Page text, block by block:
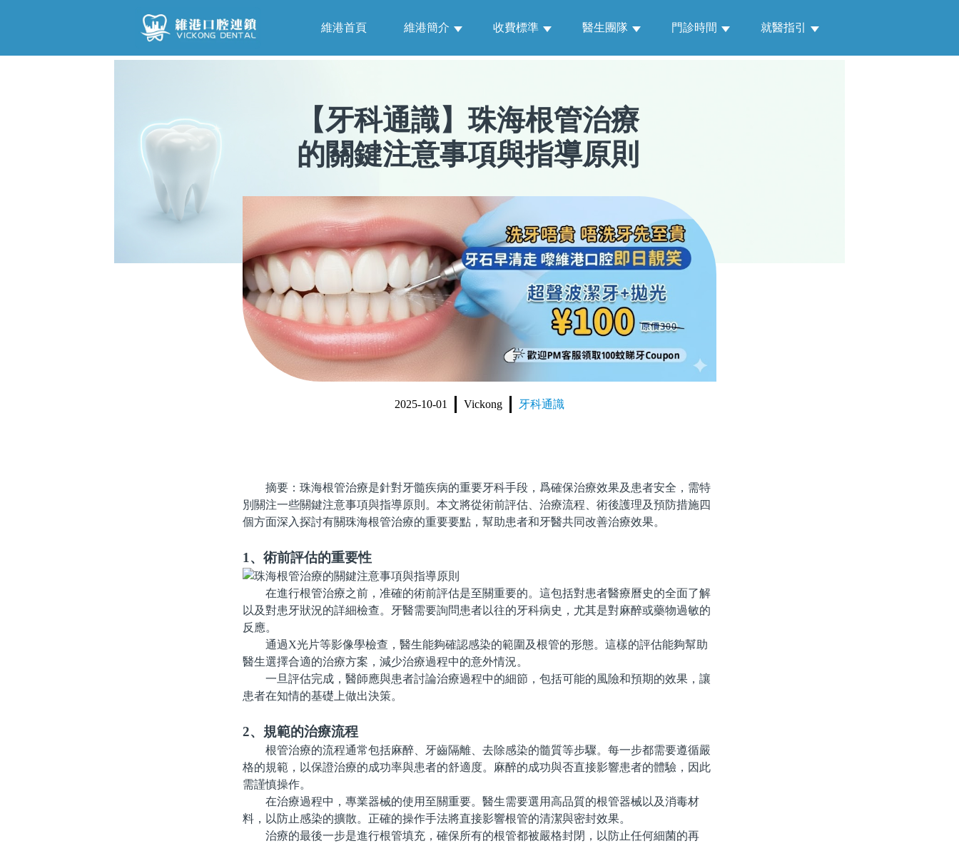
維港首頁 維港簡介 收費標準 醫生團隊 門診時間 就醫指引
【牙科通識】珠海根管治療
的關鍵注意事項與指導原則
2025-10-01 Vickong 牙科通識
摘要：珠海根管治療是針對牙髓疾病的重要牙科手段，爲確保治療效果及患者安全，需特
別關注一些關鍵注意事項與指導原則。本文將從術前評估、治療流程、術後護理及預防措施四
個方面深入探討有關珠海根管治療的重要要點，幫助患者和牙醫共同改善治療效果。
1、術前評估的重要性
在進行根管治療之前，准確的術前評估是至關重要的。這包括對患者醫療曆史的全面了解
以及對患牙狀況的詳細檢查。牙醫需要詢問患者以往的牙科病史，尤其是對麻醉或藥物過敏的
反應。
通過X光片等影像學檢查，醫生能夠確認感染的範圍及根管的形態。這樣的評估能夠幫助
醫生選擇合適的治療方案，減少治療過程中的意外情況。
一旦評估完成，醫師應與患者討論治療過程中的細節，包括可能的風險和預期的效果，讓
患者在知情的基礎上做出決策。
2、規範的治療流程
根管治療的流程通常包括麻醉、牙齒隔離、去除感染的髓質等步驟。每一步都需要遵循嚴
格的規範，以保證治療的成功率與患者的舒適度。麻醉的成功與否直接影響患者的體驗，因此
需謹慎操作。
在治療過程中，專業器械的使用至關重要。醫生需要選用高品質的根管器械以及消毒材
料，以防止感染的擴散。正確的操作手法將直接影響根管的清潔與密封效果。
治療的最後一步是進行根管填充，確保所有的根管都被嚴格封閉，以防止任何細菌的再